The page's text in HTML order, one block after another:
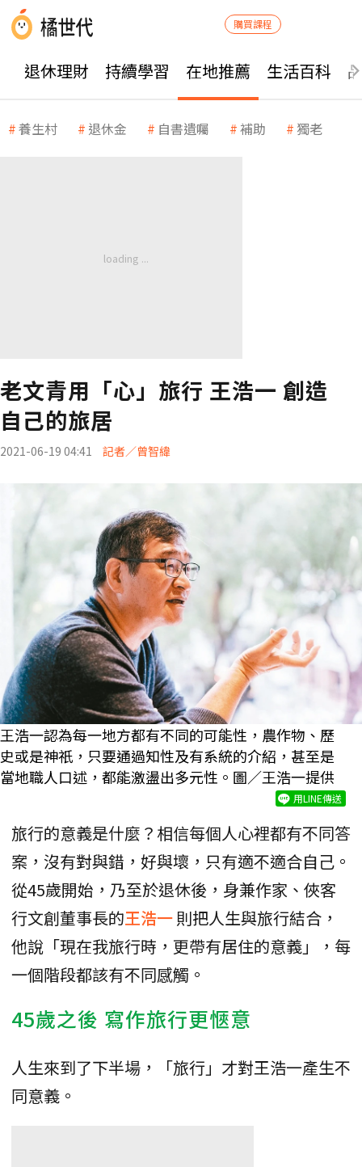
購買課程
退休理財 持續學習 在地推薦 生活百科
養生村 退休金 自書遺囑 補助 獨老
老文青用「心」旅行 王浩一 創造
自己的旅居
2021-06-19 04:41 記者／曾智緯
王浩一認為每一地方都有不同的可能性，農作物、歷
史或是神祇，只要通過知性及有系統的介紹，甚至是
當地職人口述，都能激盪出多元性。圖／王浩一提供
用LINE傳送
旅行的意義是什麼？相信每個人心裡都有不同答
案，沒有對與錯，好與壞，只有適不適合自己。
從45歲開始，乃至於退休後，身兼作家、俠客
行文創董事長的王浩一 則把人生與旅行結合，
他說「現在我旅行時，更帶有居住的意義」，每
一個階段都該有不同感觸。
45歲之後 寫作旅行更愜意
人生來到了下半場，「旅行」才對王浩一產生不
同意義。